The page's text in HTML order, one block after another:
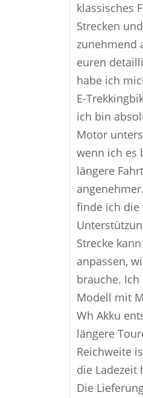
klassisches
Strecken
zunehmend
euren
habe ich
E-
ich bin
Motor
wenn ich es
längere
finde ich die
Strecke
anpassen,
brauche.
Modell mit
Wh Akku
längere
Reichweite
die Ladezeit
Die